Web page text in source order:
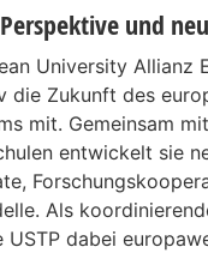
und
University Allianz
die Zukunft des
mit. Gemeinsam
entwickelt sie
Als
USTP dabei